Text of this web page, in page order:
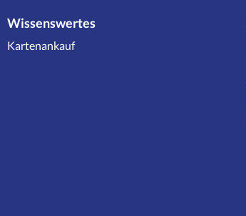
Wissenswertes
Kartenankauf